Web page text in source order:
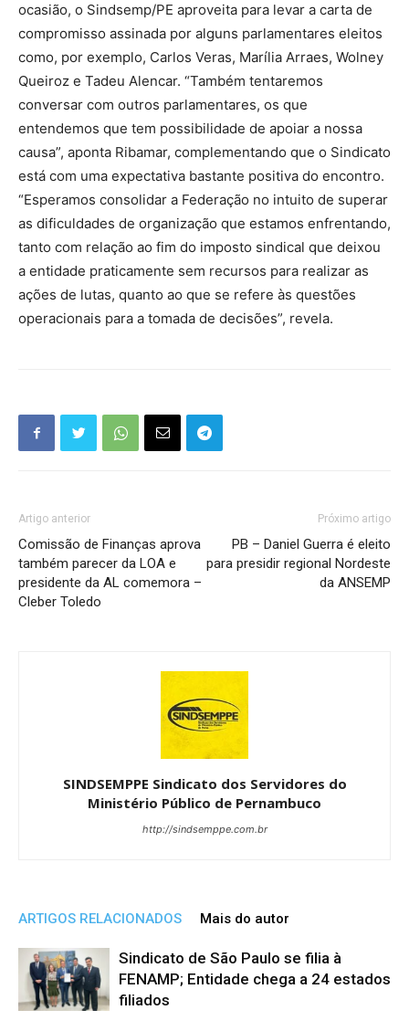
ocasião, o Sindsemp/PE aproveita para levar a carta de
compromisso assinada por alguns parlamentares eleitos
como, por exemplo, Carlos Veras, Marília Arraes, Wolney
Queiroz e Tadeu Alencar. “Também tentaremos
conversar com outros parlamentares, os que
entendemos que tem possibilidade de apoiar a nossa
causa”, aponta Ribamar, complementando que o Sindicato
está com uma expectativa bastante positiva do encontro.
“Esperamos consolidar a Federação no intuito de superar
as dificuldades de organização que estamos enfrentando,
tanto com relação ao fim do imposto sindical que deixou
a entidade praticamente sem recursos para realizar as
ações de lutas, quanto ao que se refere às questões
operacionais para a tomada de decisões”, revela.
Artigo anterior
Comissão de Finanças aprova
também parecer da LOA e
presidente da AL comemora –
Cleber Toledo
Próximo artigo
PB – Daniel Guerra é eleito
para presidir regional Nordeste
da ANSEMP
SINDSEMPPE Sindicato dos Servidores do
Ministério Público de Pernambuco
http://sindsemppe.com.br
ARTIGOS RELACIONADOS Mais do autor
Sindicato de São Paulo se filia à
FENAMP; Entidade chega a 24 estados
filiados